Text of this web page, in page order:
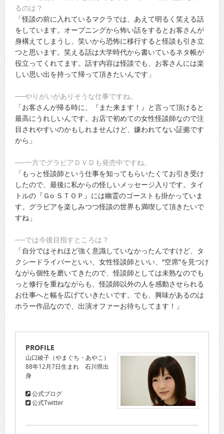
るのは？
「怪談の前に入れているマクラでは、あえて明るく笑える話
をしています。オープニングから怖い話をするとお客さんが
身構えてしまうし、笑いから恐怖に移行すると怪談も引き立
つと思います。笑える話は大学時代から書いているネタ帳が
役立ってくれてます。話す内容は怪談でも、お客さんには楽
しい思い出を持って帰って頂きたいんです」
──やりがいがありそうな仕事ですね。
「お客さんが帰る時に、『また来ます！』と言って頂けると
最高にうれしいんです。お店で初めての女性怪談師なので注
目されやすいのかもしれませんけど、嫌われてない証拠です
から」
──一方でグラビアＤＶＤも発売中ですね。
「もっと怪談師という仕事を知ってもらいたくてお引き受け
したので、最後に私からの怪しいメッセージ入りです。タイ
トルの『Ｇо ＳＴＯＰ』には幽霊のゴーストも掛かっていま
す。グラビアを楽しみつつ怪談の世界も満喫して頂きたいで
すね」
──では今後目指すところは？
「自分ではそれほど強く意識していなかったんですけど、タ
クシードライバーといい、女性怪談師といい、“空席”を見つけ
ながら個性を磨いてきたので、怪談師としては未熟なのでも
っと修行を重ねながらも、怪談師以外の人を感動させられる
お仕事へと幅を広げていきたいです。でも、興味があるのは
ホラー作品なので、出演オファーお待ちしてます！」
PROFILE
山口綾子（やまぐち・あやこ）
88年12月7日生まれ 石川県出
身
公式ブログ
公式Twitter